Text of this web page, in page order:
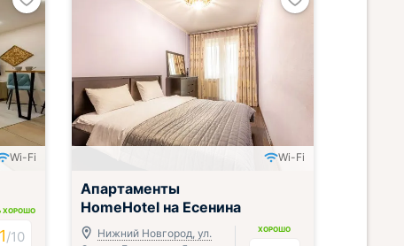
Wi-Fi
ХОРОШО
/10
Wi-Fi
Апартаменты
HomeHotel на Есенина
Нижний Новгород, ул.
ХОРОШО